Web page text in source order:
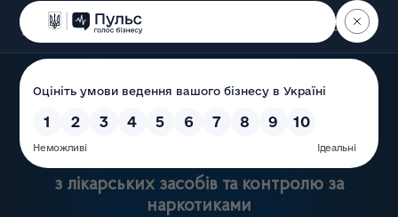
Пошук
Державна служба України
з лікарських засобів та контролю за
наркотиками